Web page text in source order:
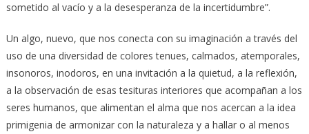
sometido al vacío y a la desesperanza de la incertidumbre”.
Un algo, nuevo, que nos conecta con su imaginación a través del
uso de una diversidad de colores tenues, calmados, atemporales,
insonoros, inodoros, en una invitación a la quietud, a la reflexión,
a la observación de esas tesituras interiores que acompañan a los
seres humanos, que alimentan el alma que nos acercan a la idea
primigenia de armonizar con la naturaleza y a hallar o al menos